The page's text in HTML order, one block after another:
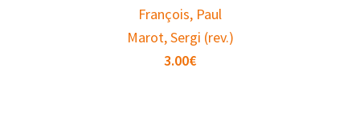
François, Paul
Marot, Sergi (rev.)
3.00€